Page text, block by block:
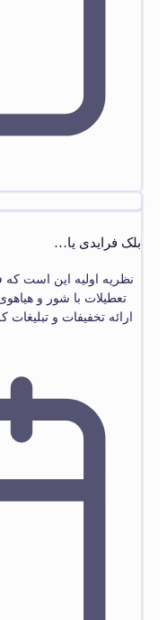
بلک فرایدی یا…
نظریه اولیه این است که
تعطیلات با شور و
ارائه تخفیفات و